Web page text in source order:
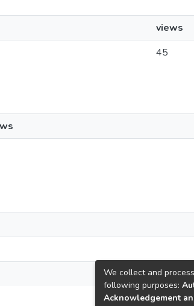
views
45
We collect and
following purposes:
Acknowledgement